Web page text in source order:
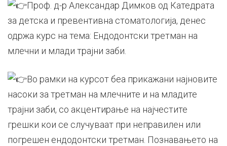
Проф. д-р Александар Димков од Катедрата
за детска и превентивна стоматологија, денес
одржа курс на тема: Ендодонтски третман на
млечни и млади трајни заби.
Во рамки на курсот беа прикажани најновите
насоки за третман на млечните и на младите
трајни заби, со акцентирање на најчестите
грешки кои се случуваат при неправилен или
погрешен ендодонтски третман. Познавањето на